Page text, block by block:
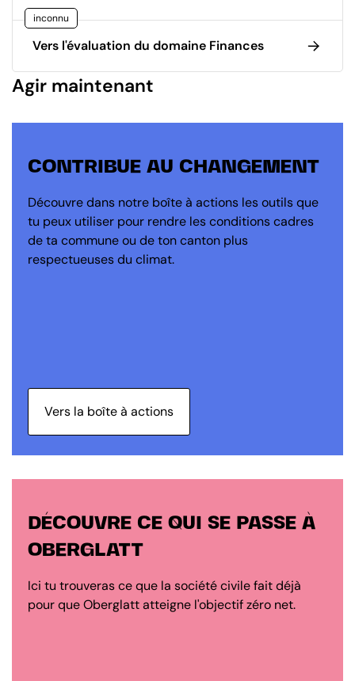
inconnu
Vers l'évaluation du domaine Finances
Agir maintenant
CONTRIBUE AU CHANGEMENT
Découvre dans notre boîte à actions les outils que
tu peux utiliser pour rendre les conditions cadres
de ta commune ou de ton canton plus
respectueuses du climat.
Vers la boîte à actions
DÉCOUVRE CE QUI SE PASSE À
OBERGLATT
Ici tu trouveras ce que la société civile fait déjà
pour que Oberglatt atteigne l'objectif zéro net.